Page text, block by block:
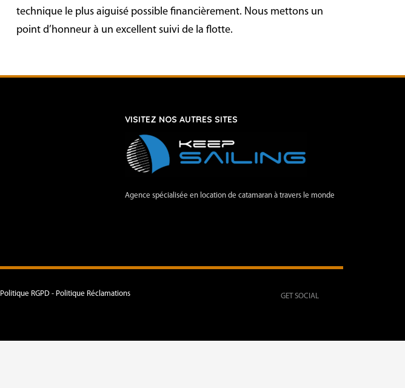
technique le plus aiguisé possible financièrement. Nous mettons un
point d’honneur à un excellent suivi de la flotte.
VISITEZ NOS AUTRES SITES
Agence spécialisée en location de catamaran à travers le monde
GET SOCIAL
Politique RGPD - Politique Réclamations